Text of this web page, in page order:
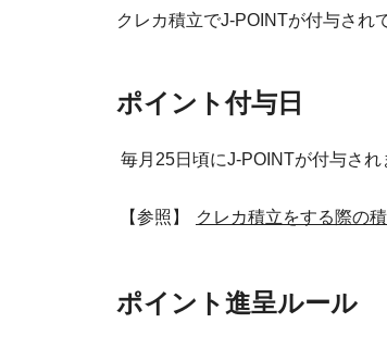
クレカ積立でJ-POINTが付与され
ポイント付与日
毎月25日頃にJ-POINTが付与され
【参照】 クレカ積立をする際の
ポイント進呈ルール